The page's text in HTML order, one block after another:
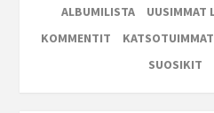
ALBUMILISTA
UUSIMMAT
KOMMENTIT
KATSOTUIMMAT
SUOSIKIT